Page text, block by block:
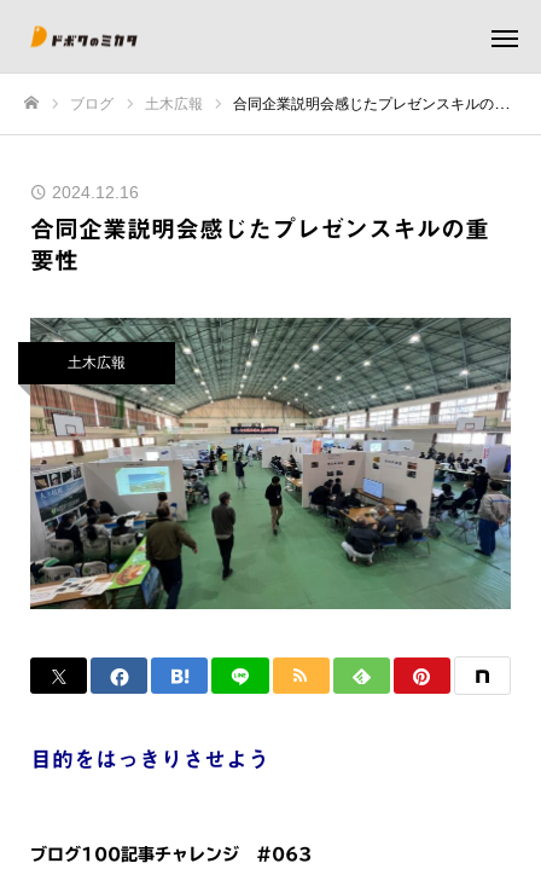
ブログ 土木広報 合同企業説明会感じたプレゼンスキルの重要性
2024.12.16
合同企業説明会感じたプレゼンスキルの重
要性
土木広報
目的をはっきりさせよう
ブログ100記事チャレンジ #063